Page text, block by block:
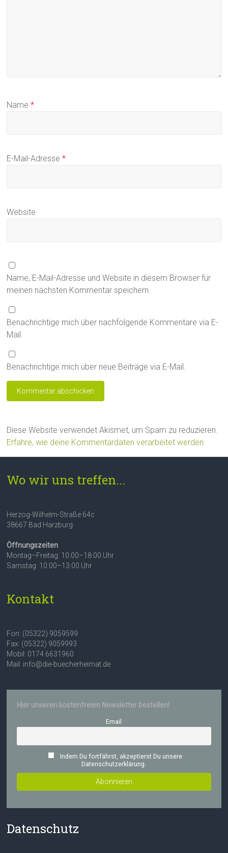
Name*
E-Mail-Adresse*
Website
Name, E-Mail-Adresse und Website in diesem Browser für
meinen nächsten Kommentar speichern.
Benachrichtige mich über nachfolgende Kommentare via E-
Mail.
Benachrichtige mich über neue Beiträge via E-Mail.
Diese Website verwendet Akismet, um Spam zu reduzieren.
Erfahre, wie deine Kommentardaten verarbeitet werden.
Wo wir uns treffen...
Herzog-Wilhelm-Straße 64c
38667 Bad Harzburg
Öffnungszeiten
Montag–Freitag: 10:00–18:00 Uhr
Samstag: 10:00–13:00 Uhr
Kontakt
Fon: (05322) 9059599
Fax: (05322) 9059993
Mobil: 0174 6631960
Mail: info@die-buecherheimat.de
Hier unseren kostenfreien Newsletter bestellen!
Email
Indem Du fortfährst, akzeptierst Du unsere
Datenschutzerklärung.
Datenschutz